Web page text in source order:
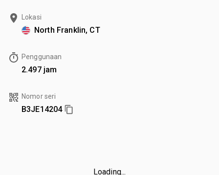
Lokasi
North Franklin, CT
Penggunaan
2.497 jam
Nomor seri
B3JE14204
Loading...